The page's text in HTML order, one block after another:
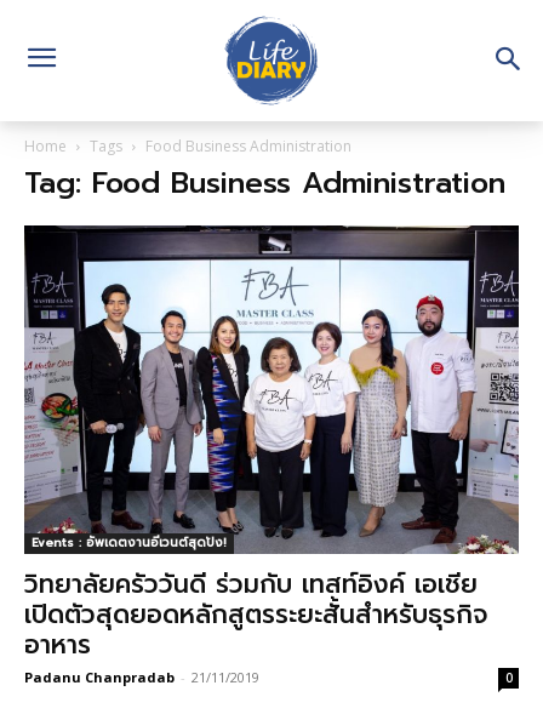
Home Tags Food Business Administration
Tag: Food Business Administration
Events : อัพเดตงานอีเวนต์สุดปัง!
วิทยาลัยครัววันดี ร่วมกับ เทสท์อิงค์ เอเชีย
เปิดตัวสุดยอดหลักสูตรระยะสั้นสำหรับธุรกิจ
อาหาร
Padanu Chanpradab - 21/11/2019 0